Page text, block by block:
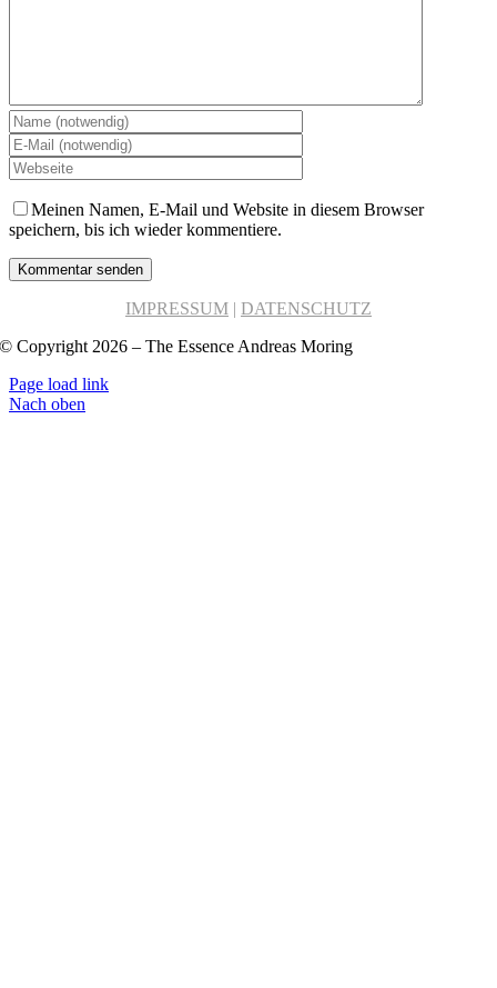
Meinen Namen, E-Mail und Website in diesem Browser
speichern, bis ich wieder kommentiere.
IMPRESSUM | DATENSCHUTZ
© Copyright 2026 – The Essence Andreas Moring
Page load link
Nach oben